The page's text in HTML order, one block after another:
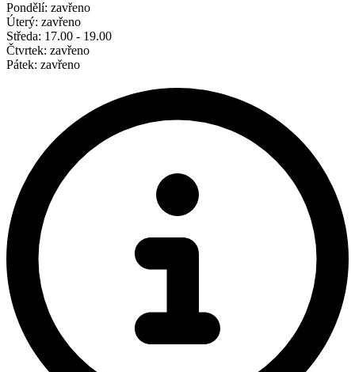
Pondělí: zavřeno
Úterý: zavřeno
Středa: 17.00 - 19.00
Čtvrtek: zavřeno
Pátek: zavřeno